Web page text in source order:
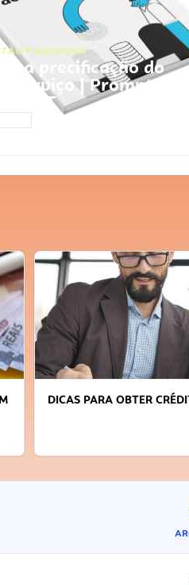
FINANCEIRA
a precificação do
serviço | Prompts
DICAS PARA OBTER